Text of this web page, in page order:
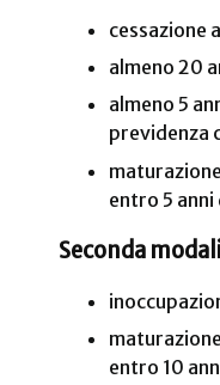
cessazione
almeno 20
almeno 5
previdenza
entro 5 anni
Seconda
entro 10